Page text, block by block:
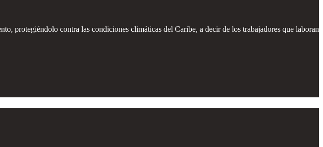
protegiéndolo contra las condiciones climáticas del Caribe, a decir de los trabajadores que laboran